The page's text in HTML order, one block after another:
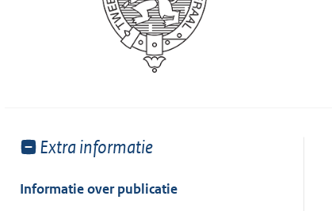
Toon
van:
Extra informatie
Informatie over publicatie